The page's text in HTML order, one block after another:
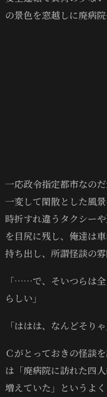
の景色を窓越しに廃病院
一応政令指定都市なの
一変して閑散とした風
時折すれ違うタクシー
を目尻に残し、俺達は
持ち出し、所謂怪談の
「……で、そいつらは
らしい」
「ははは、なんどそりゃ
Ｃがとっておきの怪談
は「廃病院に訪れた四
増えていた」というよく